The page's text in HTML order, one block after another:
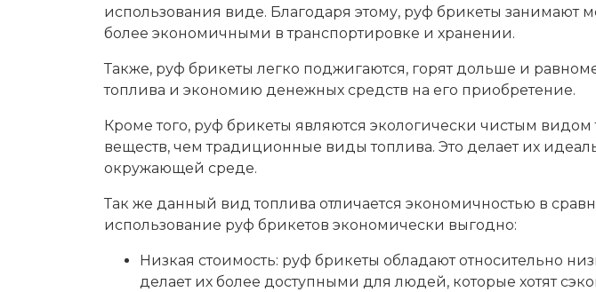
использования виде. Благодаря этому, руф брикеты занимают
более экономичными в транспортировке и хранении.
Также, руф брикеты легко поджигаются, горят дольше и
топлива и экономию денежных средств на его приобретение.
Кроме того, руф брикеты являются экологически чистым
веществ, чем традиционные виды топлива. Это делает их
окружающей среде.
Так же данный вид топлива отличается экономичностью в
использование руф брикетов экономически выгодно:
Низкая стоимость: руф брикеты обладают относительно
делает их более доступными для людей, которые хотят